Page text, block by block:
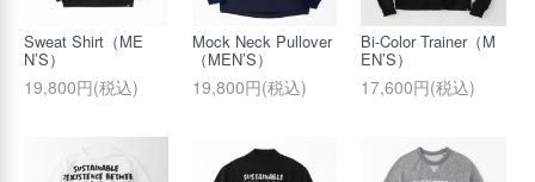
Sweat Shirt（ME
N’S）
19,800円(税込)
Mock Neck Pullover
（MEN’S）
19,800円(税込)
Bi-Color Trainer（M
EN’S）
17,600円(税込)